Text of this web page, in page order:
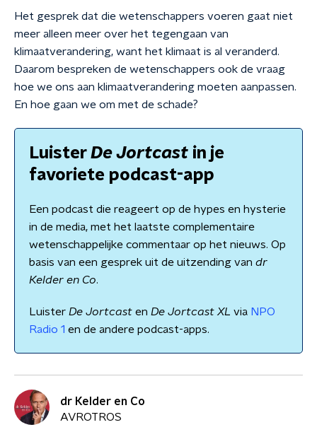
Het gesprek dat die wetenschappers voeren gaat niet
meer alleen meer over het tegengaan van
klimaatverandering, want het klimaat is al veranderd.
Daarom bespreken de wetenschappers ook de vraag
hoe we ons aan klimaatverandering moeten aanpassen.
En hoe gaan we om met de schade?
Luister De Jortcast in je
favoriete podcast-app
Een podcast die reageert op de hypes en hysterie
in de media, met het laatste complementaire
wetenschappelijke commentaar op het nieuws. Op
basis van een gesprek uit de uitzending van dr
Kelder en Co.
Luister De Jortcast en De Jortcast XL via NPO
Radio 1 en de andere podcast-apps.
dr Kelder en Co
AVROTROS